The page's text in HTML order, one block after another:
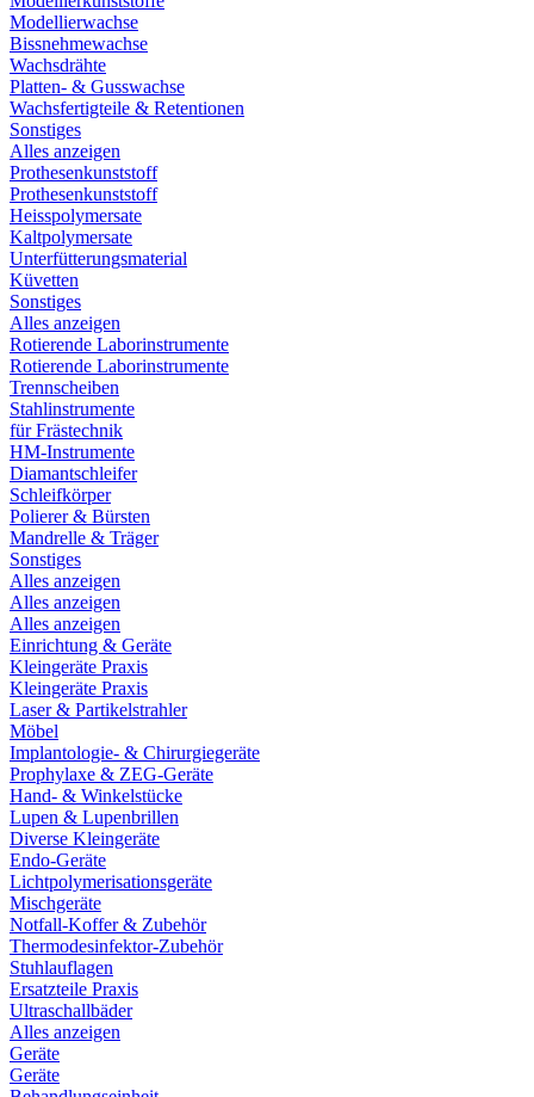
Modellierwachse
Bissnehmewachse
Wachsdrähte
Platten- & Gusswachse
Wachsfertigteile & Retentionen
Sonstiges
Alles anzeigen
Prothesenkunststoff
Prothesenkunststoff
Heisspolymersate
Kaltpolymersate
Unterfütterungsmaterial
Küvetten
Sonstiges
Alles anzeigen
Rotierende Laborinstrumente
Rotierende Laborinstrumente
Trennscheiben
Stahlinstrumente
für Frästechnik
HM-Instrumente
Diamantschleifer
Schleifkörper
Polierer & Bürsten
Mandrelle & Träger
Sonstiges
Alles anzeigen
Alles anzeigen
Alles anzeigen
Einrichtung & Geräte
Kleingeräte Praxis
Kleingeräte Praxis
Laser & Partikelstrahler
Möbel
Implantologie- & Chirurgiegeräte
Prophylaxe & ZEG-Geräte
Hand- & Winkelstücke
Lupen & Lupenbrillen
Diverse Kleingeräte
Endo-Geräte
Lichtpolymerisationsgeräte
Mischgeräte
Notfall-Koffer & Zubehör
Thermodesinfektor-Zubehör
Stuhlauflagen
Ersatzteile Praxis
Ultraschallbäder
Alles anzeigen
Geräte
Geräte